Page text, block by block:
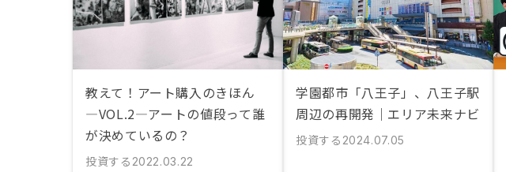
教えて！アート購入のきほん
―VOL.2―アートの値段って誰
が決めているの？
投資する 2022.03.22
学園都市「八王子」、八王子駅
周辺の再開発｜エリア未来ナビ
投資する 2024.07.05